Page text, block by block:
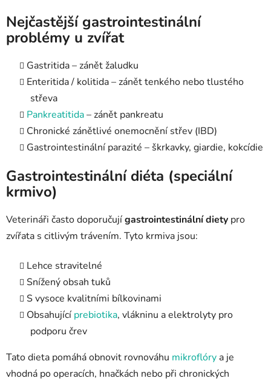
Nejčastější gastrointestinální
problémy u zvířat
Gastritida – zánět žaludku
Enteritida / kolitida – zánět tenkého nebo tlustého
střeva
Pankreatitida– zánět pankreatu
Chronické zánětlivé onemocnění střev (IBD)
Gastrointestinální parazité – škrkavky, giardie, kokcídie
Gastrointestinální diéta (speciální
krmivo)
Veterináři často doporučujígastrointestinální diety pro
zvířata s citlivým trávením. Tyto krmiva jsou:
Lehce stravitelné
Snížený obsah tuků
S vysoce kvalitními bílkovinami
Obsahující prebiotika, vlákninu a elektrolyty pro
podporu črev
Tato dieta pomáhá obnovit rovnováhu mikroflóry a je
vhodná po operacích, hnačkách nebo při chronických